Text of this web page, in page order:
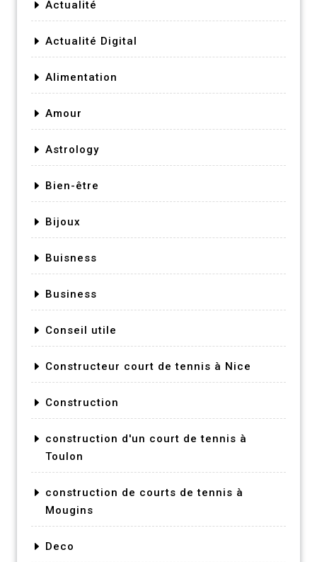
Actualité
Actualité Digital
Alimentation
Amour
Astrology
Bien-être
Bijoux
Buisness
Business
Conseil utile
Constructeur court de tennis à Nice
Construction
construction d'un court de tennis à
Toulon
construction de courts de tennis à
Mougins
Deco